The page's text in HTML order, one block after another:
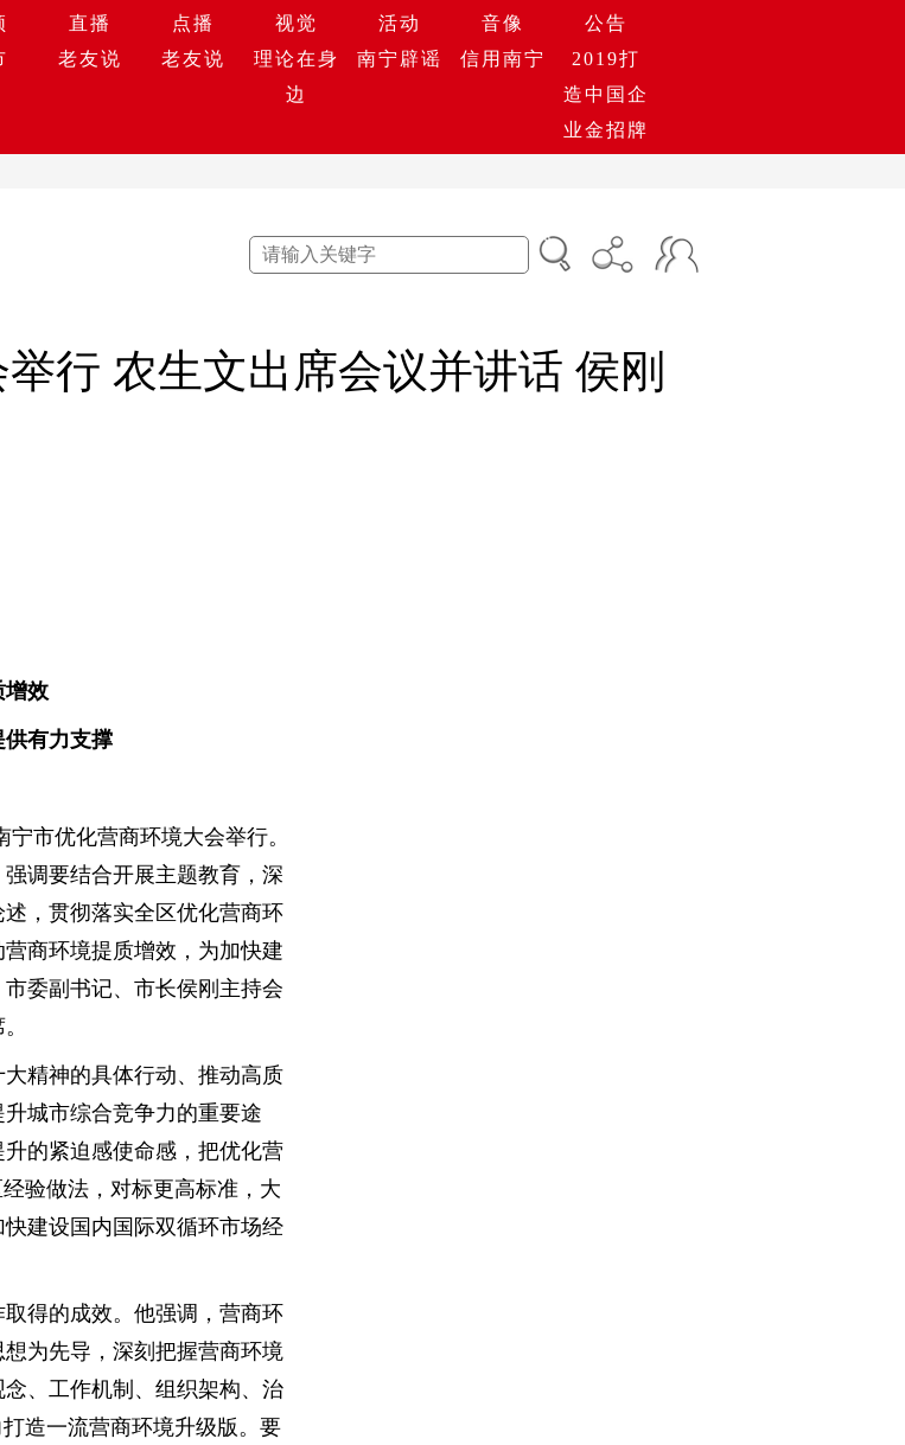
直播 点播 视觉 活动 音像
公告
老友说 老友说
理论在身
边
南宁辟谣 信用南宁
2019打
造中国企
业金招牌
行 农生文出席会议并讲话 侯刚
增效
有力支撑
市优化营商环境大会举行。
调要结合开展主题教育，深
，贯彻落实全区优化营商环
商环境提质增效，为加快建
委副书记、市长侯刚主持会
精神的具体行动、推动高质
城市综合竞争力的重要途
的紧迫感使命感，把优化营
验做法，对标更高标准，大
建设国内国际双循环市场经
得的成效。他强调，营商环
为先导，深刻把握营商环境
、工作机制、组织架构、治
造一流营商环境升级版。要